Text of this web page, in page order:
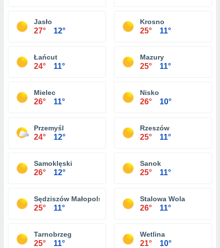
Jasło
27° 12°
Krosno
25° 11°
Łańcut
24° 11°
Mazury
25° 11°
Mielec
26° 11°
Nisko
26° 10°
Przemyśl
24° 12°
Rzeszów
25° 11°
Samoklęski
26° 12°
Sanok
25° 11°
Sędziszów Małopolski
25° 11°
Stalowa Wola
26° 11°
Tarnobrzeg
25° 11°
Wetlina
21° 10°